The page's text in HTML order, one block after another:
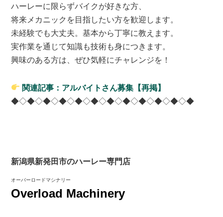
ハーレーに限らずバイクが好きな方、
将来メカニックを目指したい方を歓迎します。
未経験でも大丈夫。基本から丁寧に教えます。
実作業を通じて知識も技術も身につきます。
興味のある方は、ぜひ気軽にチャレンジを！
関連記事：アルバイトさん募集【再掲】
◆◇◆◇◆◇◆◇◆◇◆◇◆◇◆◇◆◇◆◇◆◇◆
新潟県新発田市のハーレー専門店
オーバーロードマシナリー
Overload Machinery